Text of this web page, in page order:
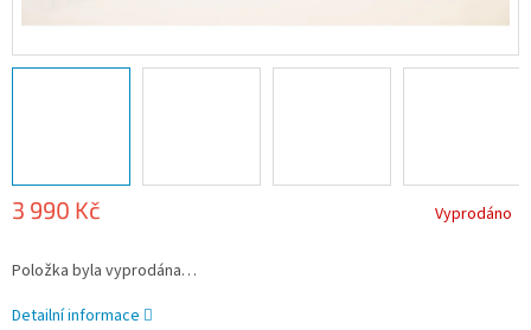
3 990 Kč
cena:
Vyprodáno
Položka byla vyprodána…
Detailní informace